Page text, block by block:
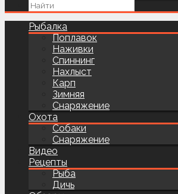
Рыбалка
Поплавок
Наживки
Спиннинг
Нахлыст
Карп
Зимняя
Снаряжение
Охота
Собаки
Снаряжение
Видео
Рецепты
Рыба
Дичь